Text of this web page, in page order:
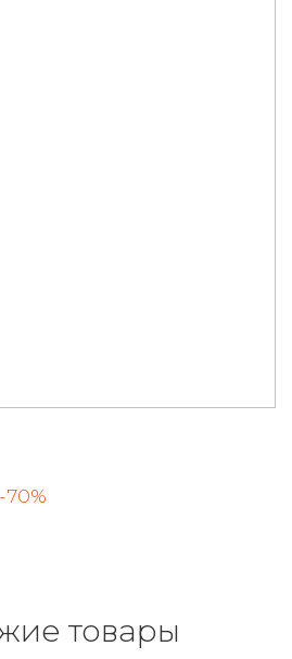
-70%
товары